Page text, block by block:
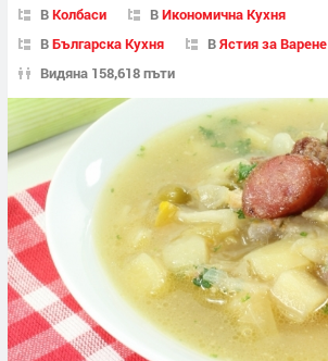
ВКолбаси ВИкономична Кухня
ВБългарска Кухня ВЯстия за Варене
Видяна 158,618 пъти